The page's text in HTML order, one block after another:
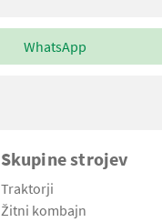
WhatsApp
Skupine strojev
Traktorji
Žitni kombajn